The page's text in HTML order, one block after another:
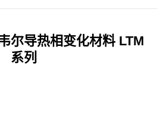
尔导热相变化材料 LTM
系列